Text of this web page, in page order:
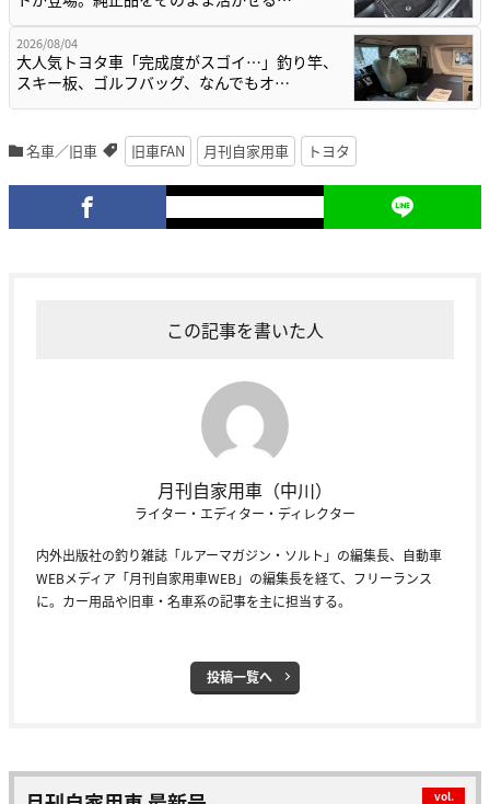
2026/08/04
大人気トヨタ車「完成度がスゴイ…」釣り竿、
スキー板、ゴルフバッグ、なんでもオ…
名車／旧車 旧車FAN 月刊自家用車 トヨタ
この記事を書いた人
月刊自家用車（中川）
ライター・エディター・ディレクター
内外出版社の釣り雑誌「ルアーマガジン・ソルト」の編集長、自動車
WEBメディア「月刊自家用車WEB」の編集長を経て、フリーランス
に。カー用品や旧車・名車系の記事を主に担当する。
投稿一覧へ
vol.